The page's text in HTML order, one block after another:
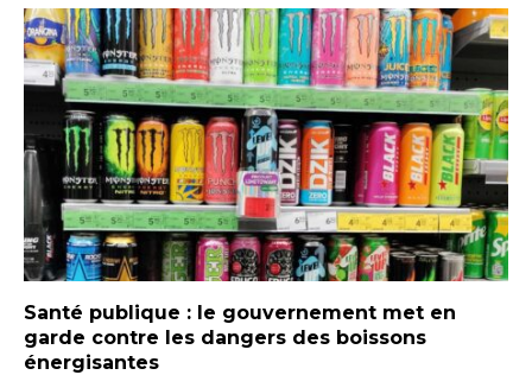
Santé publique : le gouvernement met en
garde contre les dangers des boissons
énergisantes